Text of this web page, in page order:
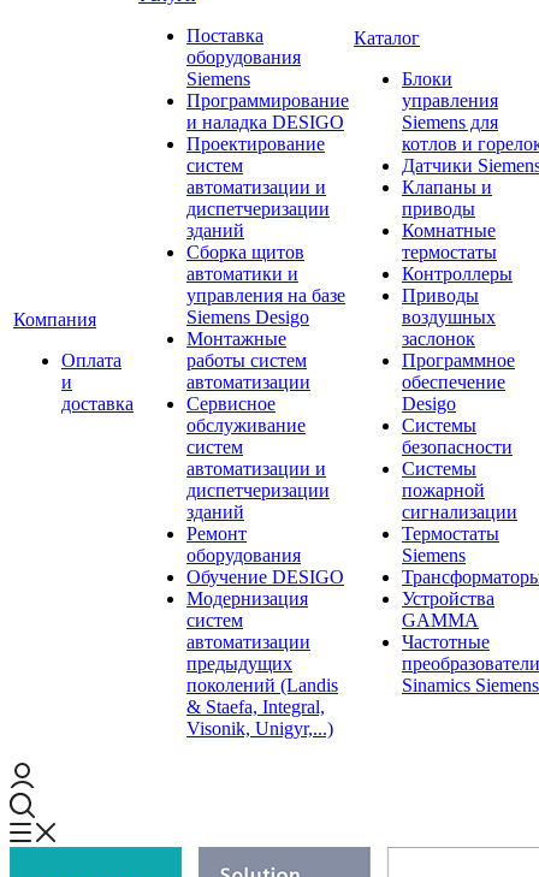
Компания
Оплата
и
доставка
Поставка
оборудования
Siemens
Программирование
и наладка DESIGO
Проектирование
систем
автоматизации и
диспетчеризации
зданий
Сборка щитов
автоматики и
управления на базе
Siemens Desigo
Монтажные
работы систем
автоматизации
Сервисное
обслуживание
систем
автоматизации и
диспетчеризации
зданий
Ремонт
оборудования
Обучение DESIGO
Модернизация
систем
автоматизации
предыдущих
поколений (Landis
& Staefa, Integral,
Visonik, Unigyr,...)
Каталог
Блоки
управления
Siemens для
котлов и
Датчики
Клапаны и
приводы
Комнатные
термостаты
Контроллеры
Приводы
воздушных
заслонок
Программное
обеспечение
Desigo
Системы
безопасности
Системы
пожарной
сигнализации
Термостаты
Siemens
Устройства
GAMMA
Частотные
преобразователи
Sinamics Siemens